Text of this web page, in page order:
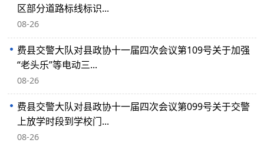
区部分道路标线标识...
08-26
费县交警大队对县政协十一届四次会议第109号关于加强
“老头乐”等电动三...
08-26
费县交警大队对县政协十一届四次会议第099号关于交警
上放学时段到学校门...
08-26